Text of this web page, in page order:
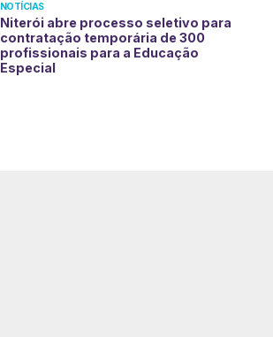
NOTÍCIAS
Niterói abre processo seletivo para
contratação temporária de 300
profissionais para a Educação
Especial